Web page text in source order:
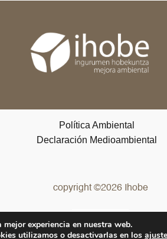
Política Ambiental
Declaración Medioambiental
copyright ©2026 Ihobe
experiencia en nuestra web.
utilizamos o desactivarlas en los